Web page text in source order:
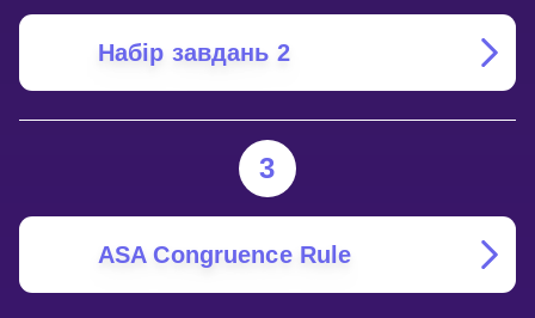
Набір завдань 2
3
ASA Congruence Rule